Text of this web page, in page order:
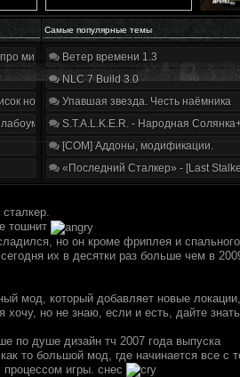
Самые популярные темы
мир, геймплей и сюжет | Разбор трейлера
нововведений
и отвага
Ветер времени 1.3
NLC 7 Build 3.0
Упавшая звезда. Честь наёмника
S.T.A.L.K.E.R. - Народная
[COM] Аддоны, модификации.
«Последний Сталкер» - [Last
тошнит
но он кроме фриплея и
их в десятки раз больше чем в
мод, который добавляет новые
хочу, но не знаю, если и есть, дайте
по душе дизайн тч 2007 года выпуска
то большой мод, где начинается все с
игры. снес